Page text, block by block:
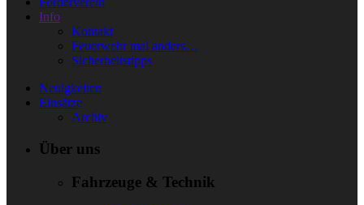
Info
Kontakt
Feuerwehr mal anders…
Sicherheitstipps
Neuigkeiten
Einsätze
Archiv
Über uns
Fahrzeuge & Technik